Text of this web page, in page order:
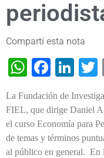
Compartí esta nota
La Fundación de
FIEL, que dirige Daniel
el curso Economía para
de temas y términos
al público en general. En